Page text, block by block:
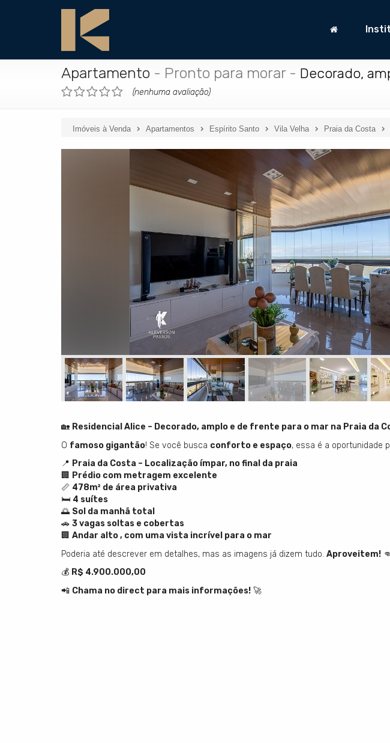
Apartamento - Pronto para morar- Decorado,
(nenhuma avaliação)
Imóveis à Venda Apartamentos Espírito Santo Vila Velha Praia da Costa
🏡 Residencial Alice – Decorado, amplo e de frente para o mar na Praia da
O famoso gigantão! Se você busca conforto e espaço, essa é a oportunidade
📍 Praia da Costa – Localização ímpar, no final da praia
🏢 Prédio com metragem excelente
📏 478m² de área privativa
🛏️ 4 suítes
🌅 Sol da manhã total
🚗 3 vagas soltas e cobertas
🏢 Andar alto , com uma vista incrível para o mar
Poderia até descrever em detalhes, mas as imagens já dizem tudo. Aproveitem!
💰 R$ 4.900.000,00
📲 Chama no direct para mais informações! 🚀